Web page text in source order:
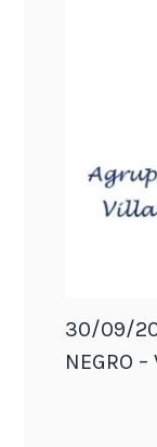
30/09/
NEGRO –